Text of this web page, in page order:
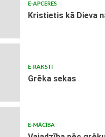
E-APCERES
Kristietis kā Dieva
E-RAKSTI
Grēka sekas
E-MĀCĪBA